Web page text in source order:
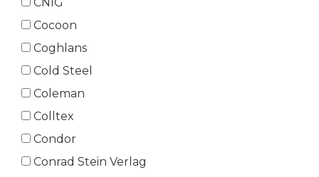
CNIG
Cocoon
Coghlans
Cold Steel
Coleman
Colltex
Condor
Conrad Stein Verlag